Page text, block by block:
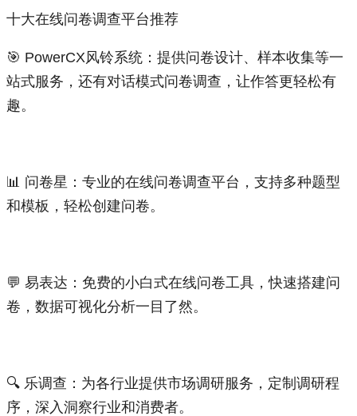
十大在线问卷调查平台推荐
🎯 PowerCX风铃系统：提供问卷设计、样本收集等一
站式服务，还有对话模式问卷调查，让作答更轻松有
趣。
📊 问卷星：专业的在线问卷调查平台，支持多种题型
和模板，轻松创建问卷。
💬 易表达：免费的小白式在线问卷工具，快速搭建问
卷，数据可视化分析一目了然。
🔍 乐调查：为各行业提供市场调研服务，定制调研程
序，深入洞察行业和消费者。